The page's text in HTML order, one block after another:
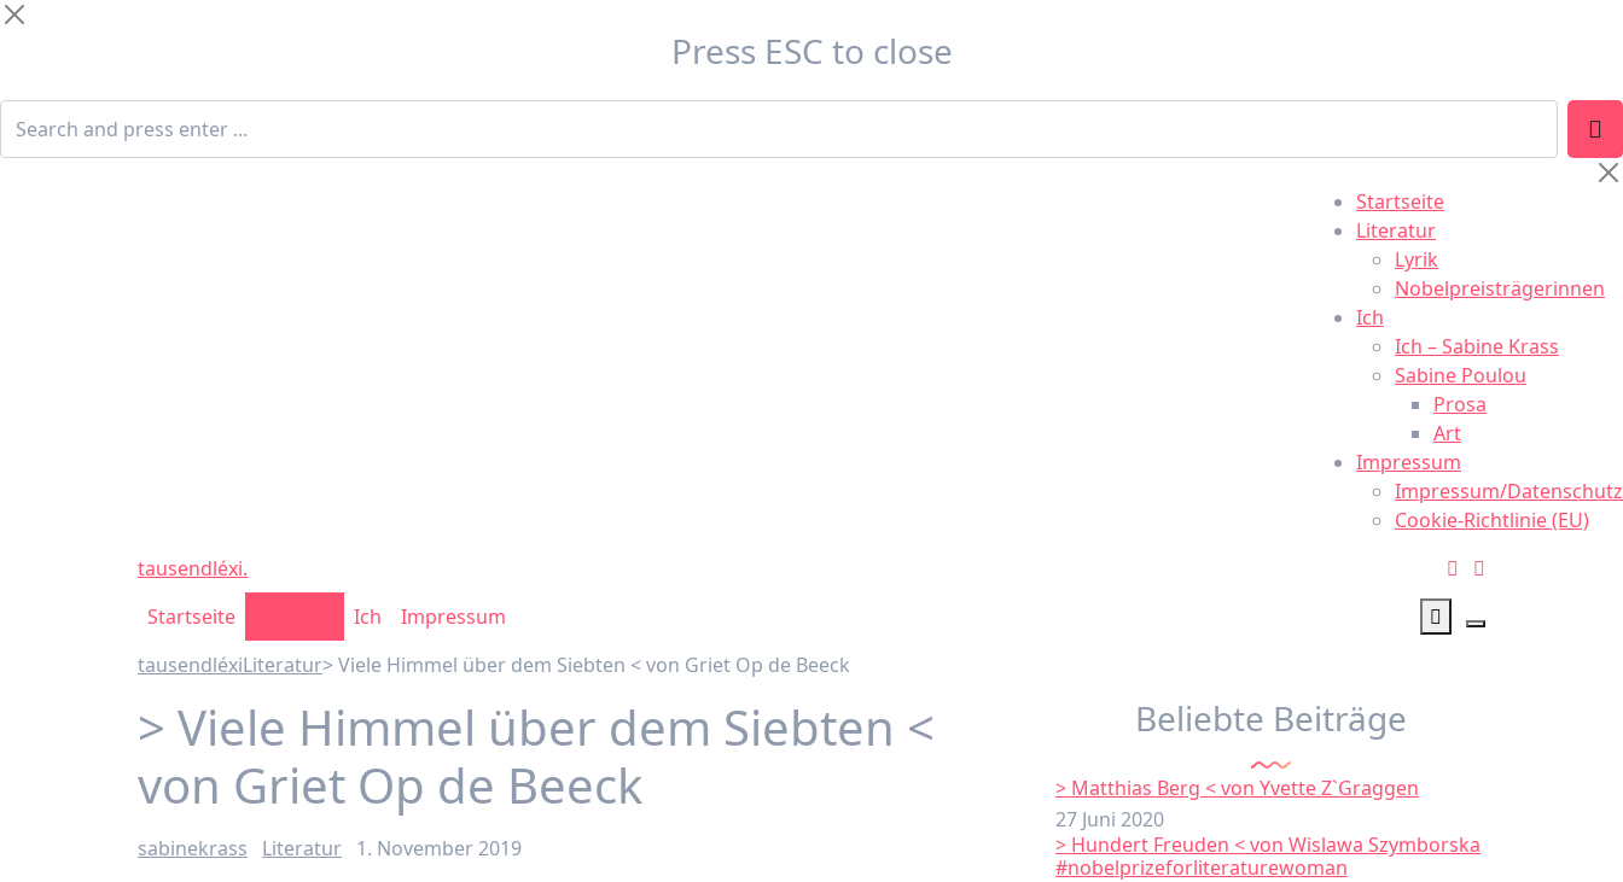
Press ESC to close
Startseite
Literatur
Lyrik
Nobelpreisträgerinnen
Ich
Ich – Sabine Krass
Sabine Poulou
Prosa
Art
Impressum
Impressum/Datenschutz
Cookie-Richtlinie (EU)
tausendléxi.
Startseite
Ich
Impressum
tausendléxiLiteratur> Viele Himmel über dem Siebten < von Griet Op de Beeck
> Viele Himmel über dem Siebten <
von Griet Op de Beeck
sabinekrass Literatur 1. November 2019
Beliebte Beiträge
> Matthias Berg < von Yvette Z`Graggen
27 Juni 2020
> Hundert Freuden < von Wislawa Szymborska
#nobelprizeforliteraturewoman